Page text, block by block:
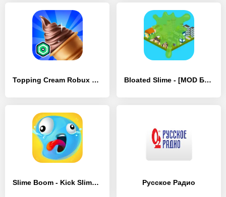
Topping Cream Robux Roblominer - [MOD Бесконечные деньги] Bloated Slime - [MOD Бесконечные деньги]
Slime Boom - Kick Slime - [MOD Много денег] Русское Радио